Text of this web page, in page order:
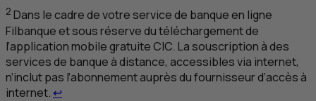
2 Dans le cadre de votre service de banque en ligne
Filbanque et sous réserve du téléchargement de
l’application mobile gratuiteCIC. La souscription à des
services de banque à distance, accessibles via internet,
n’inclut pas l’abonnement auprès du fournisseur d’accès à
internet. ↩Retour au renvoi 2